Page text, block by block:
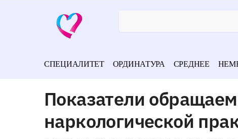
СПЕЦИАЛИТЕТ ОРДИНАТУРА СРЕДНЕЕ
Показатели
наркологической